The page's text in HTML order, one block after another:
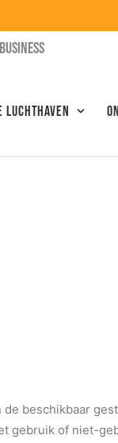
luchthaven
beschikbaar
gebruik of niet-